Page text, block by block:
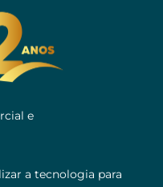
e
a tecnologia para